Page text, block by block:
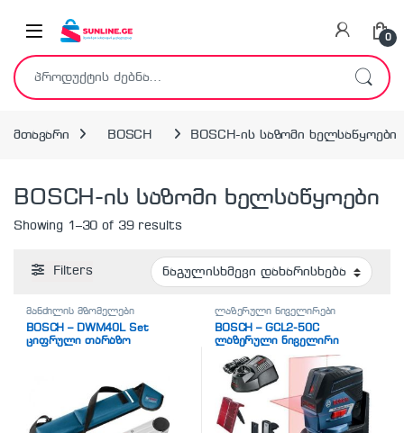
0
ძებნა:
მთავარი BOSCH BOSCH-ის საზომი ხელსაწყოები
BOSCH-ის საზომი ხელსაწყოები
Showing 1–30 of 39 results
Filters
მანძილის მზომელები
BOSCH – DWM40L Set
ციფრული თარაზო
ლაზერული ნიველირები
BOSCH – GCL2-50C
ლაზერული ნიველირი
PROFESSIONAL
(0601066G03)